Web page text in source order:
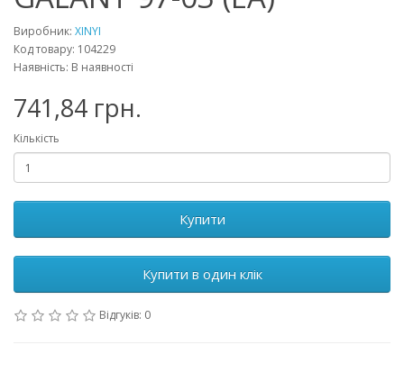
Виробник: XINYI
Код товару: 104229
Наявність: В наявності
741,84 грн.
Кількість
Купити
Купити в один клік
Відгуків: 0